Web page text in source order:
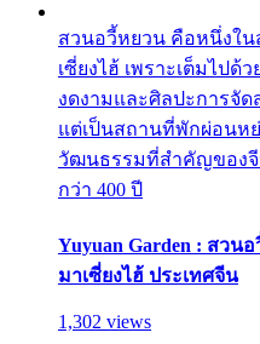
สวนอวี้หยวน คือหนึ่งใ
เซี่ยงไฮ้ เพราะเต็มไป
งดงามและศิลปะการจั
แต่เป็นสถานที่พักผ่อนห
วัฒนธรรมที่สำคัญของจี
กว่า 400 ปี
Yuyuan Garden : สวน
มาเซี่ยงไฮ้ ประเทศจีน
1,302 views